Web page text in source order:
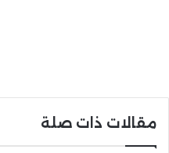
مقالات ذات صلة